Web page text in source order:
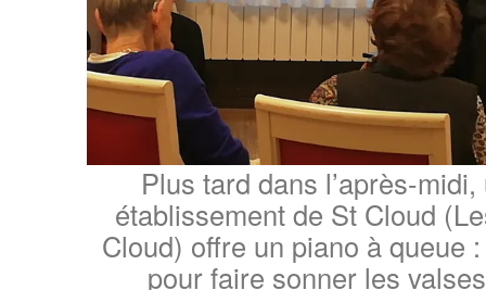
Plus tard dans l’après-
établissement de St Cloud
Cloud) offre un piano à queue
pour faire sonner les